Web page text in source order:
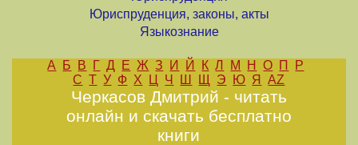
Юриспруденция, законы, акты
Языкознание
А Б В Г Д Е Ж З И Й К Л М Н О П
Р
С Т У Ф Х Ц Ч Ш Щ Э Ю Я AZ
Черкасов Дмитрий - читать
онлайн и скачать бесплатно
книги